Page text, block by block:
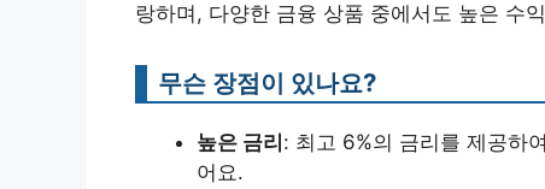
랑하며, 다양한 금융 상품 중에서도 높은 수
무슨 장점이 있나요?
높은 금리 : 최고 6%의 금리를 제공하
어요.